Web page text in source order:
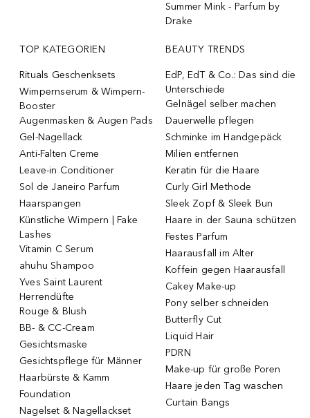
Summer Mink - Parfum by
Drake
TOP KATEGORIEN
Rituals Geschenksets
Wimpernserum & Wimpern-
Booster
Augenmasken & Augen Pads
Gel-Nagellack
Anti-Falten Creme
Leave-in Conditioner
Sol de Janeiro Parfum
Haarspangen
Künstliche Wimpern | Fake
Lashes
Vitamin C Serum
ahuhu Shampoo
Yves Saint Laurent
Herrendüfte
Rouge & Blush
BB- & CC-Cream
Gesichtsmaske
Gesichtspflege für Männer
Haarbürste & Kamm
Foundation
Nagelset & Nagellackset
BEAUTY TRENDS
EdP, EdT & Co.: Das sind die
Unterschiede
Gelnägel selber machen
Dauerwelle pflegen
Schminke im Handgepäck
Milien entfernen
Keratin für die Haare
Curly Girl Methode
Sleek Zopf & Sleek Bun
Haare in der Sauna schützen
Festes Parfum
Haarausfall im Alter
Koffein gegen Haarausfall
Cakey Make-up
Pony selber schneiden
Butterfly Cut
Liquid Hair
PDRN
Make-up für große Poren
Haare jeden Tag waschen
Curtain Bangs